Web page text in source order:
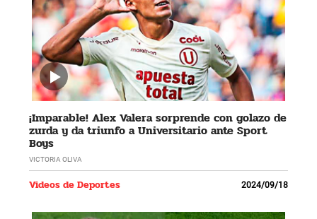
¡Imparable! Alex Valera sorprende con golazo de
zurda y da triunfo a Universitario ante Sport
Boys
VICTORIA OLIVA
Videos de Deportes 2024/09/18